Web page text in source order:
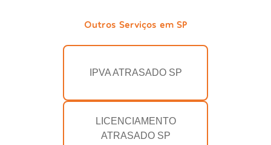
Outros Serviços em SP
IPVA ATRASADO SP
LICENCIAMENTO
ATRASADO SP